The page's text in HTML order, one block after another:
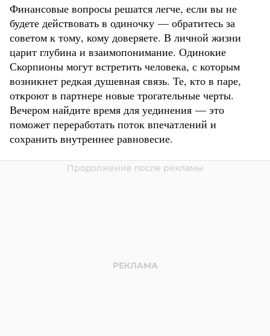
Финансовые вопросы решатся легче, если вы не
будете действовать в одиночку — обратитесь за
советом к тому, кому доверяете. В личной жизни
царит глубина и взаимопонимание. Одинокие
Скорпионы могут встретить человека, с которым
возникнет редкая душевная связь. Те, кто в паре,
откроют в партнере новые трогательные черты.
Вечером найдите время для уединения — это
поможет переработать поток впечатлений и
сохранить внутреннее равновесие.